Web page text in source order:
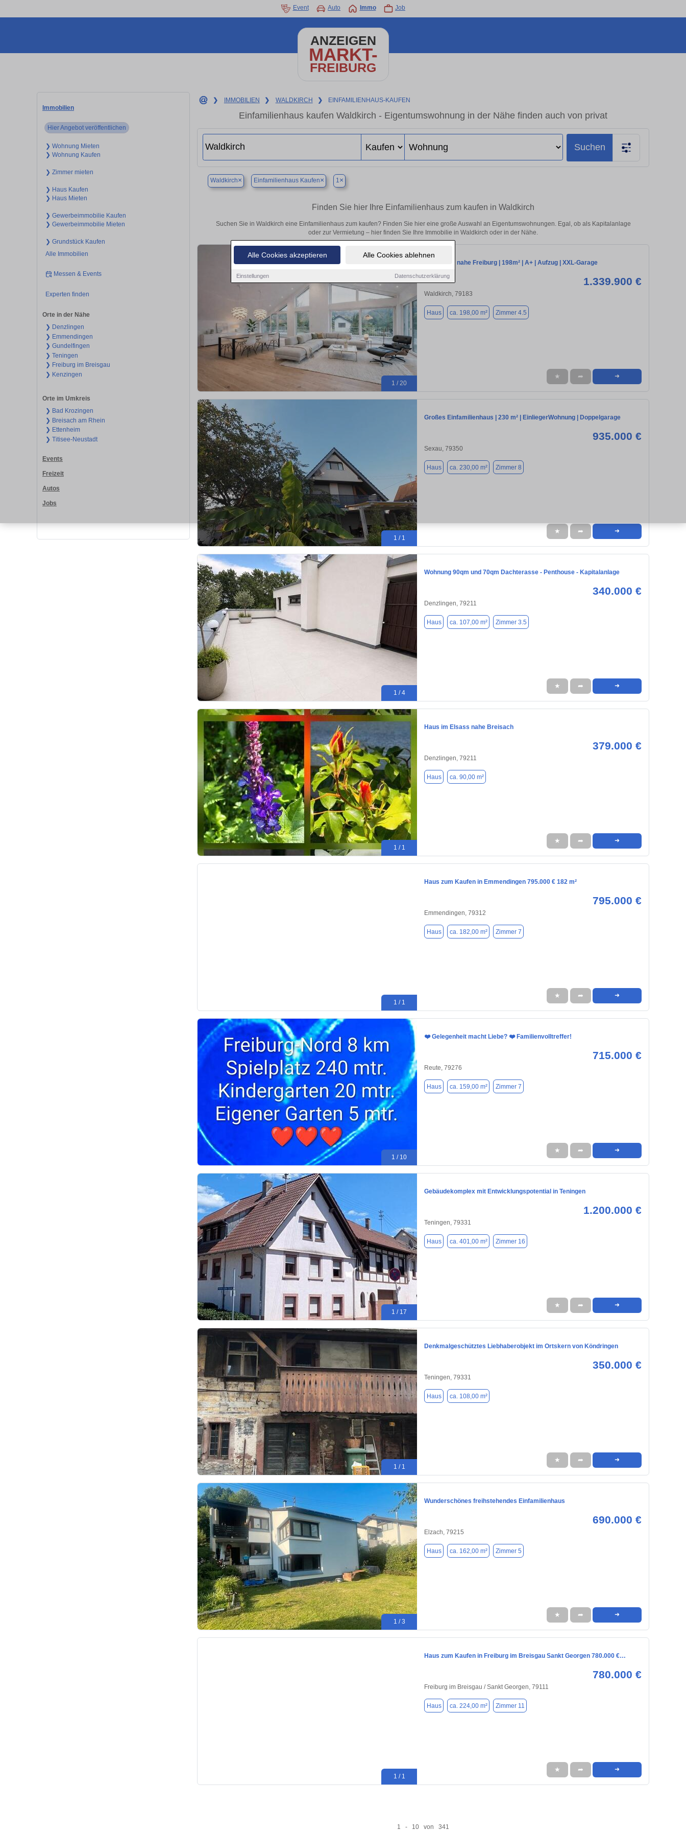
Alle Cookies akzeptieren Alle Cookies ablehnen
Einstellungen Datenschutzerklärung
Event Auto Immo Job
ANZEIGEN
MARKT-
FREIBURG
Immobilien
Hier Angebot veröffentlichen
❯ Wohnung Mieten
❯ Wohnung Kaufen
❯ Zimmer mieten
❯ Haus Kaufen
❯ Haus Mieten
❯ Gewerbeimmobilie Kaufen
❯ Gewerbeimmobilie Mieten
❯ Grundstück Kaufen
Alle Immobilien
Messen & Events
Experten finden
Orte in der Nähe
❯ Denzlingen
❯ Emmendingen
❯ Gundelfingen
❯ Teningen
❯ Freiburg im Breisgau
❯ Kenzingen
Orte im Umkreis
❯ Bad Krozingen
❯ Breisach am Rhein
❯ Ettenheim
❯ Titisee-Neustadt
Events
Freizeit
Autos
Jobs
❯ IMMOBILIEN ❯ WALDKIRCH ❯ EINFAMILIENHAUS-KAUFEN
Einfamilienhaus kaufen Waldkirch - Eigentumswohnung in der Nähe finden auch von privat
Suchen
Waldkirch× Einfamilienhaus Kaufen× 1×
Finden Sie hier Ihre Einfamilienhaus zum kaufen in Waldkirch
Suchen Sie in Waldkirch eine Einfamilienhaus zum kaufen? Finden Sie hier eine große Auswahl an Eigentumswohnungen. Egal, ob als Kapitalanlage
oder zur Vermietung – hier finden Sie Ihre Immobilie in Waldkirch oder in der Nähe.
1 / 20
Penthouse nahe Freiburg | 198m² | A+ | Aufzug | XXL-Garage
1.339.900 €
Waldkirch, 79183
Haus ca. 198,00 m² Zimmer 4.5
★ ➦ ➜
1 / 1
Großes Einfamilienhaus | 230 m² | EinliegerWohnung | Doppelgarage
935.000 €
Sexau, 79350
Haus ca. 230,00 m² Zimmer 8
★ ➦ ➜
1 / 4
Wohnung 90qm und 70qm Dachterasse - Penthouse - Kapitalanlage
340.000 €
Denzlingen, 79211
Haus ca. 107,00 m² Zimmer 3.5
★ ➦ ➜
1 / 1
Haus im Elsass nahe Breisach
379.000 €
Denzlingen, 79211
Haus ca. 90,00 m²
★ ➦ ➜
1 / 1
Haus zum Kaufen in Emmendingen 795.000 € 182 m²
795.000 €
Emmendingen, 79312
Haus ca. 182,00 m² Zimmer 7
★ ➦ ➜
1 / 10
❤️ Gelegenheit macht Liebe? ❤️ Familienvolltreffer!
715.000 €
Reute, 79276
Haus ca. 159,00 m² Zimmer 7
★ ➦ ➜
1 / 17
Gebäudekomplex mit Entwicklungspotential in Teningen
1.200.000 €
Teningen, 79331
Haus ca. 401,00 m² Zimmer 16
★ ➦ ➜
1 / 1
Denkmalgeschütztes Liebhaberobjekt im Ortskern von Köndringen
350.000 €
Teningen, 79331
Haus ca. 108,00 m²
★ ➦ ➜
1 / 3
Wunderschönes freihstehendes Einfamilienhaus
690.000 €
Elzach, 79215
Haus ca. 162,00 m² Zimmer 5
★ ➦ ➜
1 / 1
Haus zum Kaufen in Freiburg im Breisgau Sankt Georgen 780.000 €…
780.000 €
Freiburg im Breisgau / Sankt Georgen, 79111
Haus ca. 224,00 m² Zimmer 11
★ ➦ ➜
1 - 10 von 341